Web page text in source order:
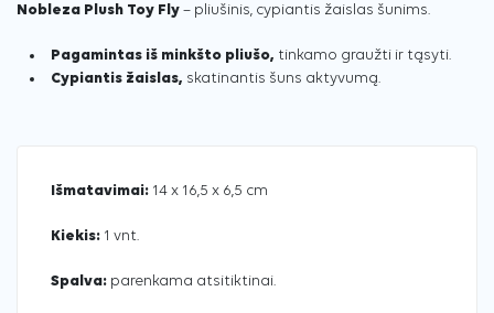
Nobleza Plush Toy Fly – pliušinis, cypiantis žaislas šunims.
Pagamintas iš minkšto pliušo, tinkamo graužti ir tąsyti.
Cypiantis žaislas, skatinantis šuns aktyvumą.
Išmatavimai: 14 x 16,5 x 6,5 cm
Kiekis: 1 vnt.
Spalva: parenkama atsitiktinai.